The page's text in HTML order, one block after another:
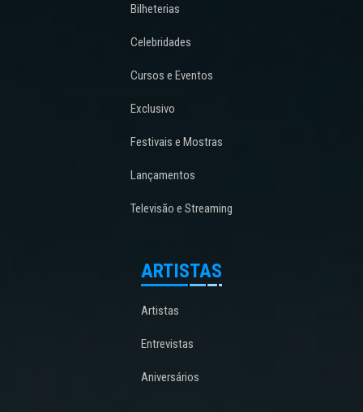
Bilheterias
Celebridades
Cursos e Eventos
Exclusivo
Festivais e Mostras
Lançamentos
Televisão e Streaming
ARTISTAS
Artistas
Entrevistas
Aniversários